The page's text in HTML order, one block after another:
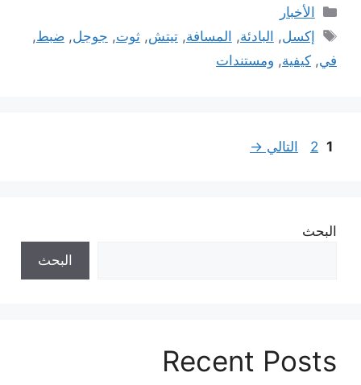
التصنيفات
الأخبار
الوسوم
إكسل, البادئة, المسافة,تيتش,ثوت, جوجل,ضبط,
في, كيفية, ومستندات
Page
1
Page
2 التالي →
البحث
البحث
Recent Posts